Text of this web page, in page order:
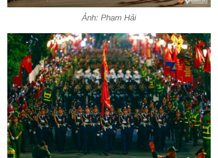
Ảnh: Phạm Hải